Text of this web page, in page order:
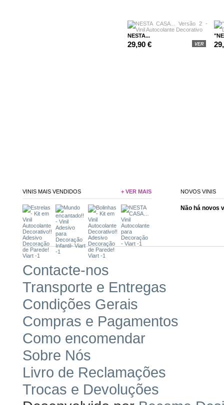
NESTA...
29,90 € VER
VINIS MAIS VENDIDOS + VER MAIS NOVOS VINIS
Não há novos
Contacte-nos
Transporte e Entregas
Condições Gerais
Compras e Pagamentos
Como encomendar
Sobre Nós
Livro de Reclamações
Trocas e Devoluções